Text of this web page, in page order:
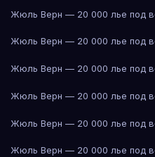
Жюль Верн — 20 000 лье под
Жюль Верн — 20 000 лье под
Жюль Верн — 20 000 лье под
Жюль Верн — 20 000 лье под
Жюль Верн — 20 000 лье под
Жюль Верн — 20 000 лье под